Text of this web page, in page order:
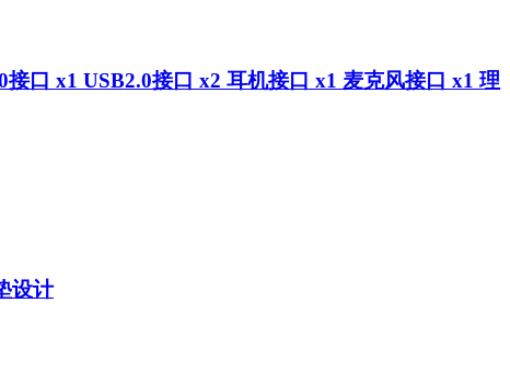
口 x1 USB2.0接口 x2 耳机接口 x1 麦克风接口 x1 理
设计